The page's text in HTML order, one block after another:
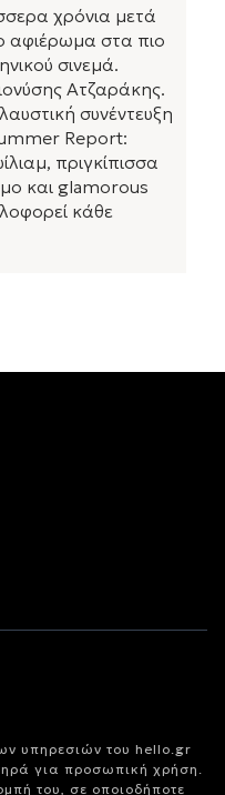
χρόνια μετά
αφιέρωμα στα πιο
σινεμά.
Ατζαράκης.
συνέντευξη
Report:
πριγκίπισσα
και glamorous
κάθε
υπηρεσιών του hello.gr
για προσωπική χρήση.
του, σε οποιοδήποτε